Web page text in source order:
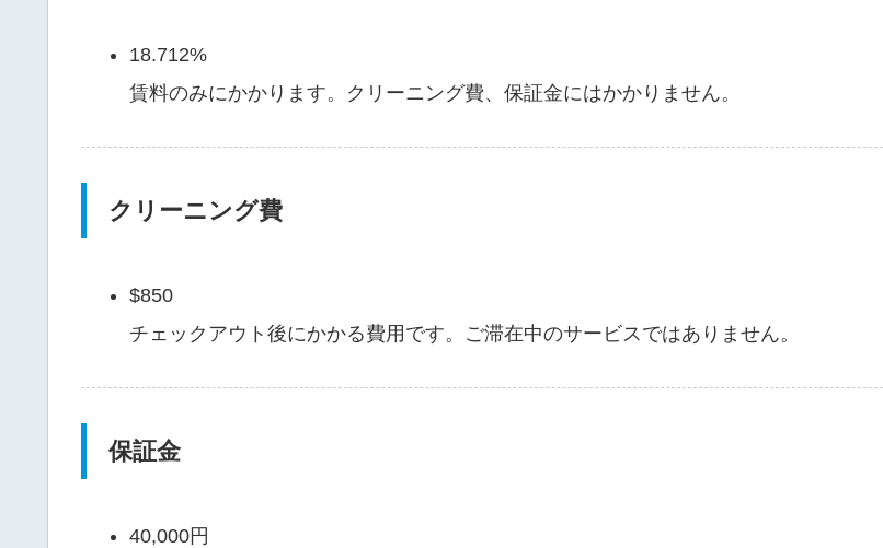
18.712%
賃料のみにかかります。クリーニング費、保証金にはかかりません。
クリーニング費
$850
チェックアウト後にかかる費用です。ご滞在中のサービスではありません。
保証金
40,000円